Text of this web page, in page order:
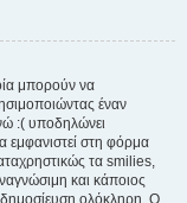
μπορούν να
έναν
:( υποδηλώνει
εμφανιστεί στη φόρμα
τα smilies,
και κάποιος
δημοσίευση ολόκληρη. Ο